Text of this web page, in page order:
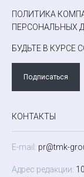
ПОЛИТИКА
ПЕРСОНАЛЬНЫХ
БУДЬТЕ В КУРСЕ
Подписаться
КОНТАКТЫ
E-mail: pr@tmk-
Адрес редакции: